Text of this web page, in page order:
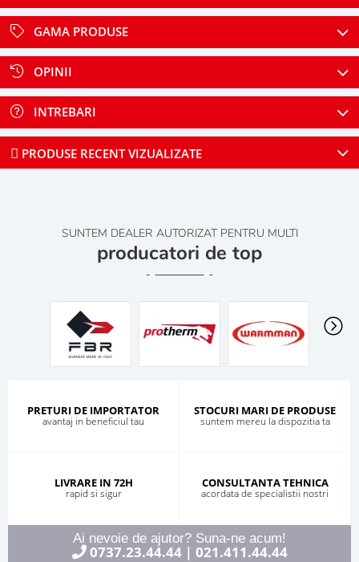
GAMA PRODUSE
OPINII
INTREBARI
PRODUSE RECENT VIZUALIZATE
SUNTEM DEALER AUTORIZAT PENTRU MULTI
producatori de top
PRETURI DE IMPORTATOR
avantaj in beneficiul tau
STOCURI MARI DE PRODUSE
suntem mereu la dispozitia ta
LIVRARE IN 72H
rapid si sigur
CONSULTANTA TEHNICA
acordata de specialistii nostri
Ai nevoie de ajutor? Suna-ne acum!
0737.23.44.44| 021.411.44.44